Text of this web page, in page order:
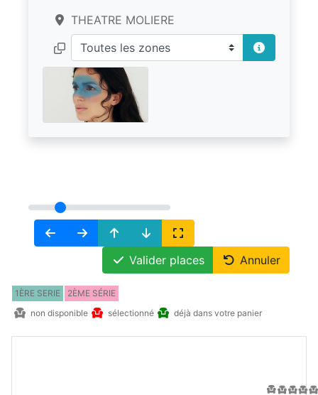
THEATRE MOLIERE
Valider places Annuler
1ÈRE SERIE
2ÈME SÉRIE
non disponible
sélectionné déjà dans votre panier